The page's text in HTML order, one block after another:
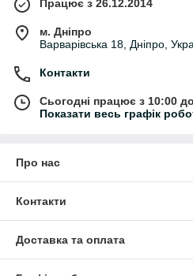
Працює з 26.12.2014
м. Дніпро
Варварівська 18, Дніпро,
Контакти
Сьогодні працює з 10:00
Показати весь графік
Про нас
Контакти
Доставка та оплата